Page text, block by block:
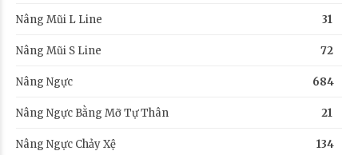
Nâng Mũi L Line 31
Nâng Mũi S Line 72
Nâng Ngực 684
Nâng Ngực Bằng Mỡ Tự Thân 21
Nâng Ngực Chảy Xệ 134